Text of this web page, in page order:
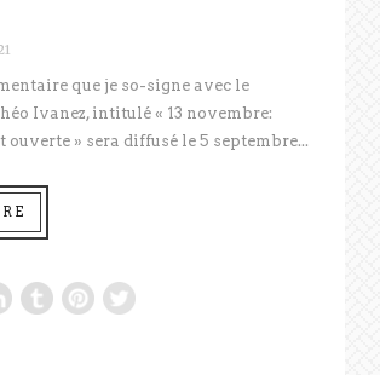
que je so-signe avec le
Ivanez, intitulé « 13 novembre:
ouverte » sera diffusé le 5 septembre...